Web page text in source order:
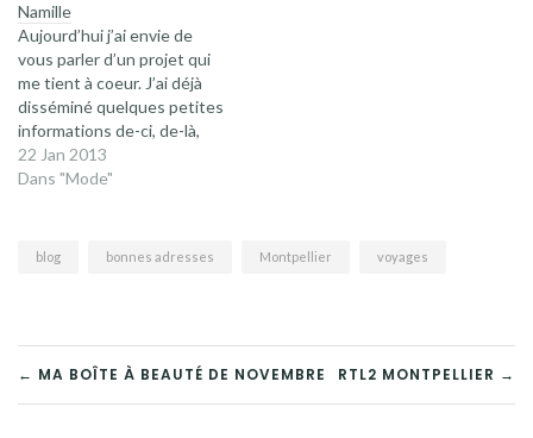
Montpellier. Café,
restaurant, boutique…
j’espère que vous serez au
rendez-vous ! Je commence
bien évidemment
avec Fairview Coffee, que
j’affectionne tout
particulièrement. C’est LE…
Namille
Aujourd’hui j’ai envie de
vous parler d’un projet qui
me tient à coeur. J’ai déjà
disséminé quelques petites
informations de-ci, de-là,
mais j’ai envie à présent de
vous en raconter davantage.
lorsque la petite fille que
22 Jan 2013
Dans "Mode"
blog bonnes adresses Montpellier voyages
NAVIGATION
← MA BOÎTE À BEAUTÉ DE NOVEMBRE RTL2 MONTPELLIER →